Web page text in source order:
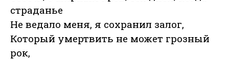
страданье
Не ведало меня, я сохранил залог,
Который умертвить не может грозный
рок,